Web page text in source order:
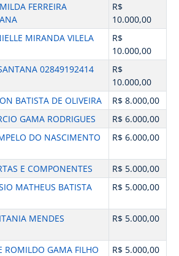
FERREIRA
R$
10.000,00
MIRANDA VILELA
R$
10.000,00
02849192414
R$
10.000,00
BATISTA DE OLIVEIRA
R$ 8.000,00
GAMA RODRIGUES
R$ 6.000,00
DO NASCIMENTO
R$ 6.000,00
E COMPONENTES
R$ 5.000,00
MATHEUS BATISTA
R$ 5.000,00
MENDES
R$ 5.000,00
ROMILDO GAMA FILHO
R$ 5.000,00